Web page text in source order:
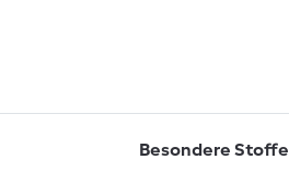
Besondere Stoffe